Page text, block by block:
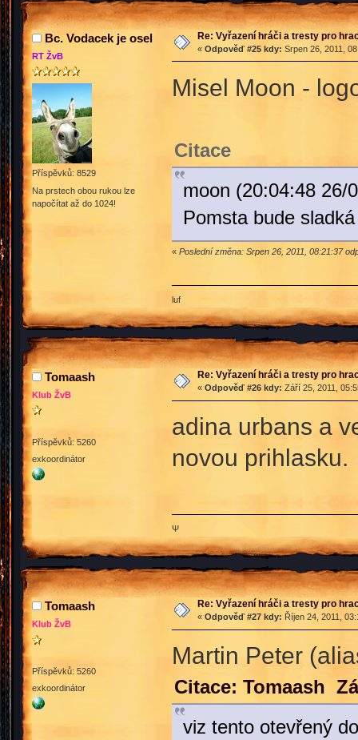
Bc. Vodacek je osel
RT ŽvB
Příspěvků: 8529
Na prstech obou rukou lze
napočítat až do 1024!
Re: Vyřazení hráči a tresty pro
« Odpověď #25 kdy: Srpen 26, 2011,
Misel Moon -
Citace
moon (20:04:48 26/
Pomsta bude
« Poslední změna: Srpen 26, 2011, 08:21:37
luf
Tomaash
Klub ŽvB
Příspěvků: 5260
exkoordinátor
Re: Vyřazení hráči a tresty pro
« Odpověď #26 kdy: Září 25, 2011,
adina urbans a
novou prihlasku.
Ψ
Tomaash
Klub ŽvB
Příspěvků: 5260
exkoordinátor
Re: Vyřazení hráči a tresty pro
« Odpověď #27 kdy: Říjen 24, 2011,
Martin Peter
Citace: Tomaash
viz tento otevřený